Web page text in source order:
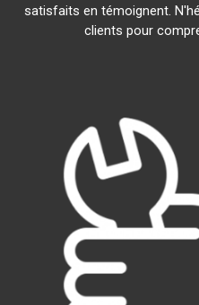
satisfaits en témoignent.
clients pour